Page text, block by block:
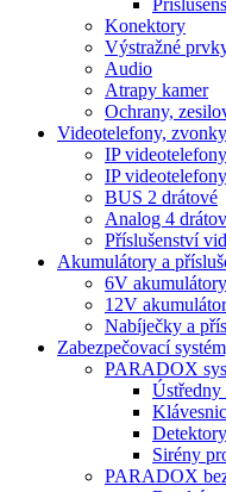
Konektory
Výstražné
Audio
Atrapy kamer
Ochrany,
Videotelefony, zvonky
IP
IP
BUS 2 drátové
Analog 4
Příslušenství
Akumulátory a
6V akumulátory
12V
Nabíječky a
Zabezpečovací
PARADOX
Sirény
PARADOX